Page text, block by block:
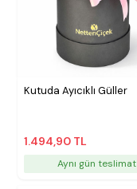
Kutuda Ayıcıklı Güller
1.494,90 TL
Aynı gün teslimat